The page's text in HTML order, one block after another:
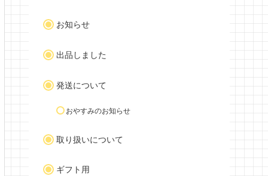
お知らせ
出品しました
発送について
おやすみのお知らせ
取り扱いについて
ギフト用